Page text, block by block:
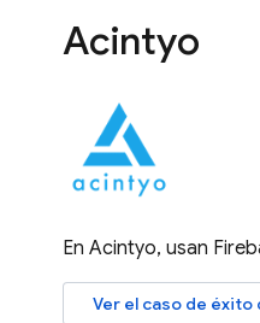
Acintyo
En Acintyo, usan
Ver el caso de éxito